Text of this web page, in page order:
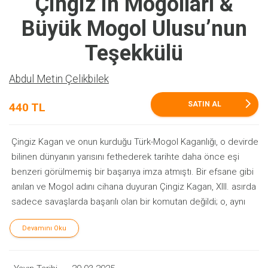
Büyük Mogol Ulusu’nun
Teşekkülü
Abdul Metin Çelikbilek
440 TL SATIN AL arrow_forward_ios
Çingiz Kagan ve onun kurduğu Türk-Mogol Kaganlığı, o devirde
bilinen dünyanın yarısını fethederek tarihte daha önce eşi
benzeri görülmemiş bir başarıya imza atmıştı. Bir efsane gibi
anılan ve Mogol adını cihana duyuran Çingiz Kagan, XIII. asırda
sadece savaşlarda başarılı olan bir komutan değildi; o, aynı
zamanda dağınık, sürekli birbiriyle mücadele eden ormanlı,
bozkırlı Türk ve Mogol boylarını bir çatı altında birleştiren,
Devamını Oku